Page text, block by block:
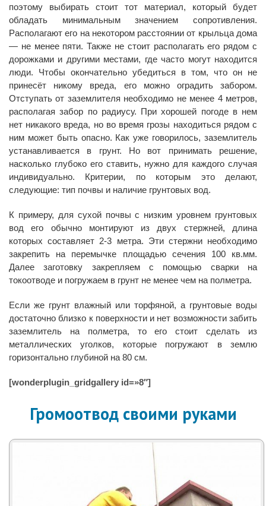
поэтому выбирать стоит тот материал, который будет
обладать минимальным значением сопротивления.
Располагают его на некотором расстоянии от крыльца дома
— не менее пяти. Также не стоит располагать его рядом с
дорожками и другими местами, где часто могут находится
люди. Чтобы окончательно убедиться в том, что он не
принесёт никому вреда, его можно оградить забором.
Отступать от заземлителя необходимо не менее 4 метров,
располагая забор по радиусу. При хорошей погоде в нем
нет никакого вреда, но во время грозы находиться рядом с
ним может быть опасно. Как уже говорилось, заземлитель
устанавливается в грунт. Но вот принимать решение,
насколько глубоко его ставить, нужно для каждого случая
индивидуально. Критерии, по которым это делают,
следующие: тип почвы и наличие грунтовых вод.
К примеру, для сухой почвы с низким уровнем грунтовых
вод его обычно монтируют из двух стержней, длина
которых составляет 2-3 метра. Эти стержни необходимо
закрепить на перемычке площадью сечения 100 кв.мм.
Далее заготовку закрепляем с помощью сварки на
токоотводе и погружаем в грунт не менее чем на полметра.
Если же грунт влажный или торфяной, а грунтовые воды
достаточно близко к поверхности и нет возможности забить
заземлитель на полметра, то его стоит сделать из
металлических уголков, которые погружают в землю
горизонтально глубиной на 80 см.
[wonderplugin_gridgallery id=»8″]
Громоотвод своими руками